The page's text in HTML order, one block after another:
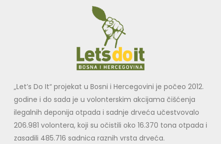
„Let’s Do It“ projekat u Bosni i Hercegovini je počeo 2012.
godine i do sada je u volonterskim akcijama čišćenja
ilegalnih deponija otpada i sadnje drveća učestvovalo
206.981 volontera, koji su očistili oko 16.370 tona otpada i
zasadili 485.716 sadnica raznih vrsta drveća.